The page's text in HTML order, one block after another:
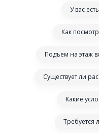
У вас
Как
Подъем на этаж
Существует ли
Какие
Требуется